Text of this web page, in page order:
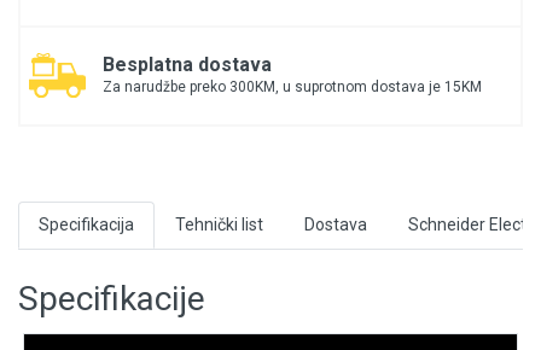
Besplatna dostava
Za narudžbe preko 300KM, u suprotnom dostava je 15KM
Specifikacija Tehnički list Dostava Schneider
Specifikacije